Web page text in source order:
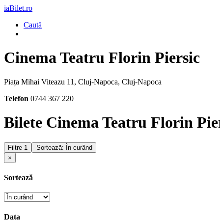
iaBilet.ro
Caută
Cinema Teatru Florin Piersic
Piața Mihai Viteazu 11, Cluj-Napoca, Cluj-Napoca
Telefon 0744 367 220
Bilete Cinema Teatru Florin
Filtre 1
Sortează: În curând
×
Sortează
Data